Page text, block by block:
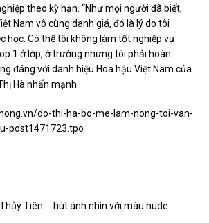
theo kỳ hạn. “Như mọi người đã biết,
Nam vô cùng danh giá, đó là lý do tôi
học. Có thể tôi không làm tốt nghiệp vụ
1 ở lớp, ở trường nhưng tôi phải hoàn
đáng với danh hiệu Hoa hậu Việt Nam của
Hà nhấn mạnh.
do-thi-ha-bo-me-lam-nong-toi-van-
post1471723.tpo